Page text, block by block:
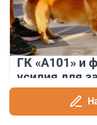
ГК «А101» и
усилия для
рамках